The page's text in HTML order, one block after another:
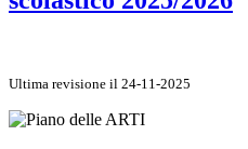
Ultima revisione il 24-11-2025